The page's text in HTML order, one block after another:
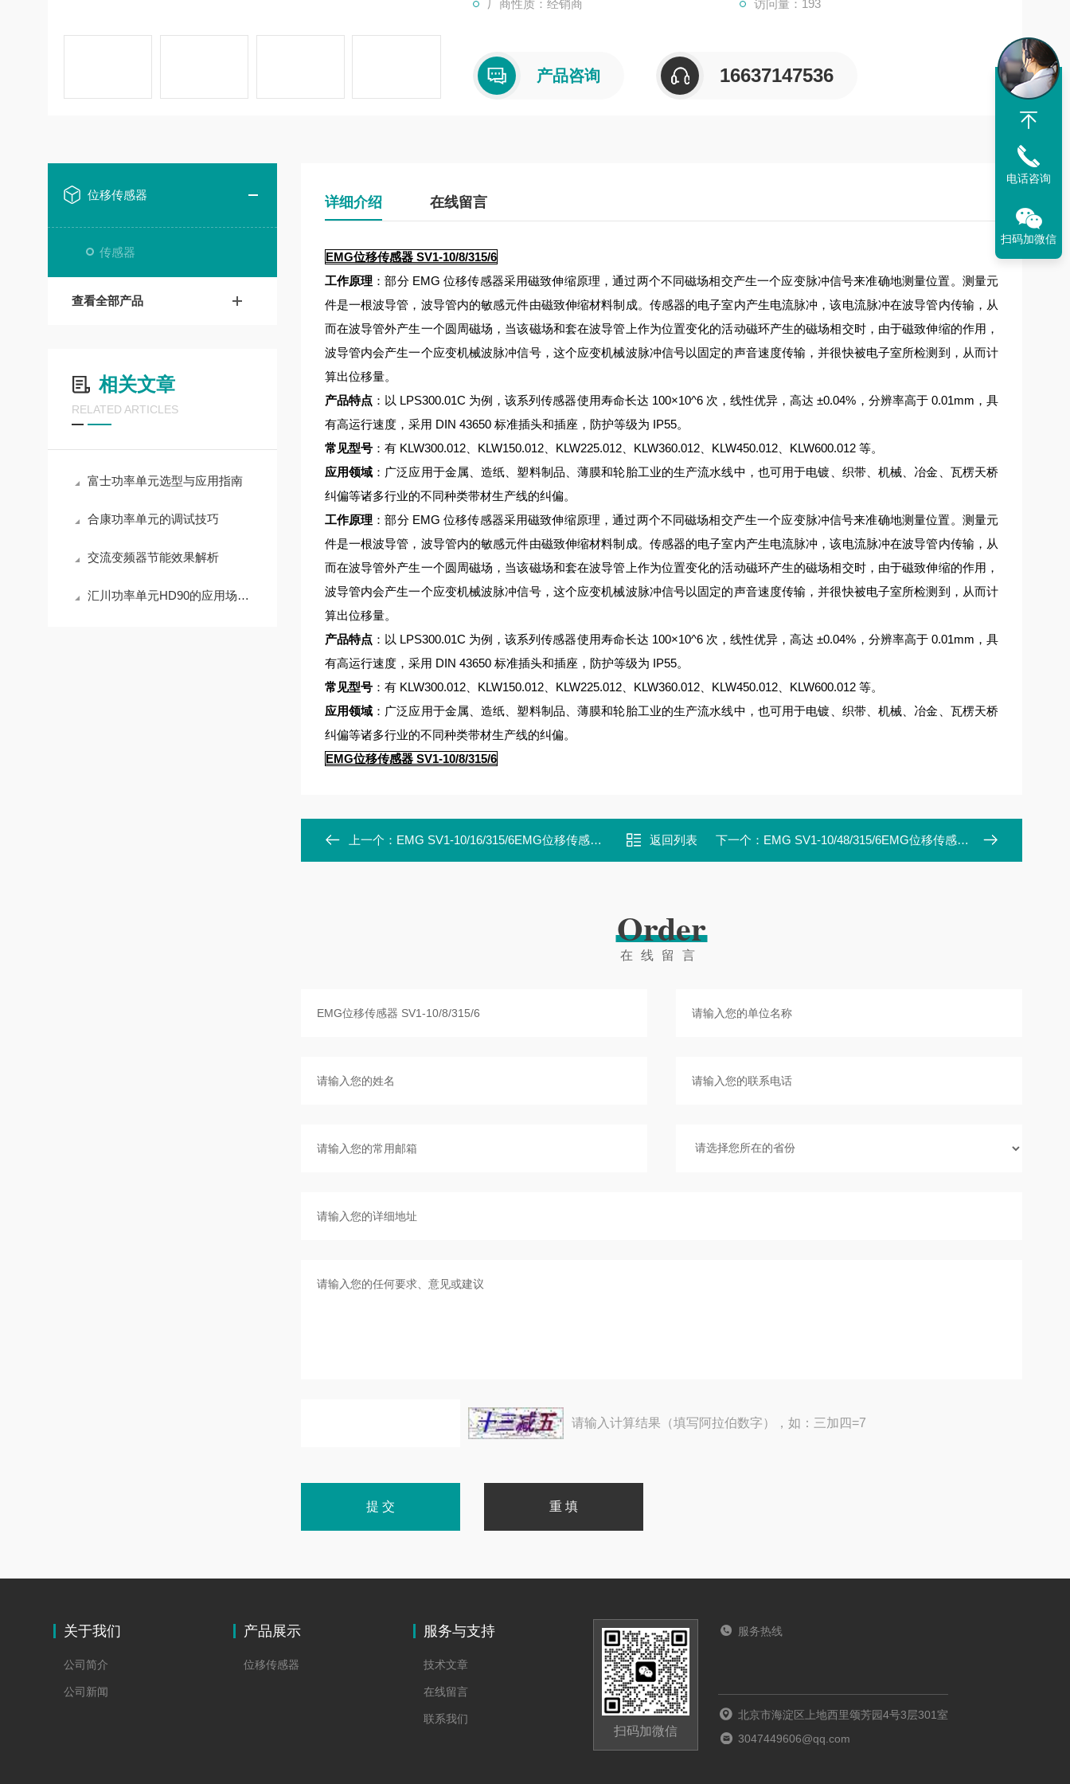
厂商性质：经销商 访问量：193
产品咨询 16637147536
位移传感器
传感器
查看全部产品
相关文章
RELATED ARTICLES
富士功率单元选型与应用指南
合康功率单元的调试技巧
交流变频器节能效果解析
汇川功率单元HD90的应用场景有哪些？
详细介绍 在线留言
EMG位移传感器 SV1-10/8/315/6
工作原理 ：部分 EMG 位移传感器采用磁致伸缩原理，通过两个不同磁场相交产生一个应变脉冲信号来准确地测量位置。测量元
件是一根波导管，波导管内的敏感元件由磁致伸缩材料制成。传感器的电子室内产生电流脉冲，该电流脉冲在波导管内传输，从
而在波导管外产生一个圆周磁场，当该磁场和套在波导管上作为位置变化的活动磁环产生的磁场相交时，由于磁致伸缩的作用，
波导管内会产生一个应变机械波脉冲信号，这个应变机械波脉冲信号以固定的声音速度传输，并很快被电子室所检测到，从而计
算出位移量。
产品特点：以 LPS300.01C 为例，该系列传感器使用寿命长达 100×10^6 次，线性优异，高达 ±0.04%，分辨率高于 0.01mm，具
有高运行速度，采用 DIN 43650 标准插头和插座，防护等级为 IP55。
常见型号：有 KLW300.012、KLW150.012、KLW225.012、KLW360.012、KLW450.012、KLW600.012 等。
应用领域 ：广泛应用于金属、造纸、塑料制品、薄膜和轮胎工业的生产流水线中，也可用于电镀、织带、机械、冶金、瓦楞天桥
纠偏等诸多行业的不同种类带材生产线的纠偏。
工作原理 ：部分 EMG 位移传感器采用磁致伸缩原理，通过两个不同磁场相交产生一个应变脉冲信号来准确地测量位置。测量元
件是一根波导管，波导管内的敏感元件由磁致伸缩材料制成。传感器的电子室内产生电流脉冲，该电流脉冲在波导管内传输，从
而在波导管外产生一个圆周磁场，当该磁场和套在波导管上作为位置变化的活动磁环产生的磁场相交时，由于磁致伸缩的作用，
波导管内会产生一个应变机械波脉冲信号，这个应变机械波脉冲信号以固定的声音速度传输，并很快被电子室所检测到，从而计
算出位移量。
产品特点：以 LPS300.01C 为例，该系列传感器使用寿命长达 100×10^6 次，线性优异，高达 ±0.04%，分辨率高于 0.01mm，具
有高运行速度，采用 DIN 43650 标准插头和插座，防护等级为 IP55。
常见型号：有 KLW300.012、KLW150.012、KLW225.012、KLW360.012、KLW450.012、KLW600.012 等。
应用领域 ：广泛应用于金属、造纸、塑料制品、薄膜和轮胎工业的生产流水线中，也可用于电镀、织带、机械、冶金、瓦楞天桥
纠偏等诸多行业的不同种类带材生产线的纠偏。
EMG位移传感器 SV1-10/8/315/6
上一个： EMG SV1-10/16/315/6EMG位移传感器 SV1-10/16/315/6 返回列表 下一个： EMG SV1-10/48/315/6EMG位移传感器 SV1-10/48/315/6
Order
在线留言
请输入计算结果（填写阿拉伯数字），如：三加四=7
关于我们
公司简介
公司新闻
产品展示
位移传感器
服务与支持
技术文章
在线留言
联系我们
扫码加微信
服务热线
北京市海淀区上地西里颂芳园4号3层301室
3047449606@qq.com
电话咨询
扫码加微信